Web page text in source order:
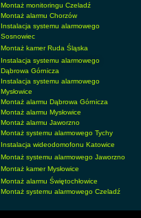
Montaż monitoringu Czeladź
Montaż alarmu Chorzów
Instalacja systemu alarmowego
Sosnowiec
Montaż kamer Ruda Śląska
Instalacja systemu alarmowego
Dąbrowa Górnicza
Instalacja systemu alarmowego
Mysłowice
Montaż alarmu Dąbrowa Górnicza
Montaż alarmu Mysłowice
Montaż alarmu Jaworzno
Montaż systemu alarmowego Tychy
Instalacja wideodomofonu Katowice
Montaż systemu alarmowego Jaworzno
Montaż kamer Mysłowice
Montaż alarmu Świętochłowice
Montaż systemu alarmowego Czeladź